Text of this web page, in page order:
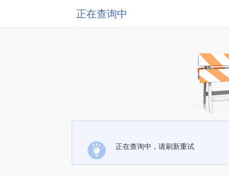
正在查询中
正在查询中，请刷新重试